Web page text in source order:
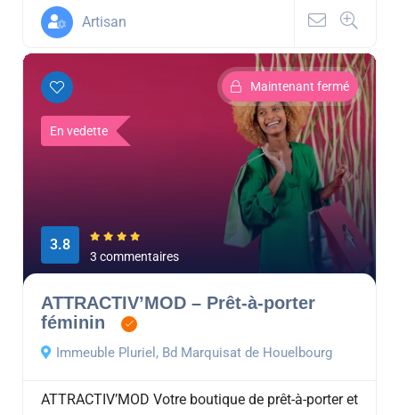
Artisan
En vedette
Maintenant fermé
3.8
3 commentaires
ATTRACTIV’MOD – Prêt-à-porter
féminin
Immeuble Pluriel, Bd Marquisat de Houelbourg
ATTRACTIV’MOD Votre boutique de prêt-à-porter et